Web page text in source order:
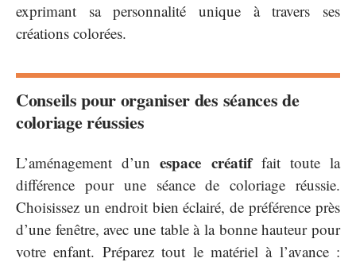
exprimant sa personnalité unique à travers ses
créations colorées.
Conseils pour organiser des séances de
coloriage réussies
L’aménagement d’unespace créatiffait toute la
différence pour une séance de coloriage réussie.
Choisissez un endroit bien éclairé, de préférence près
d’une fenêtre, avec une table à la bonne hauteur pour
votre enfant. Préparez tout le matériel à l’avance :